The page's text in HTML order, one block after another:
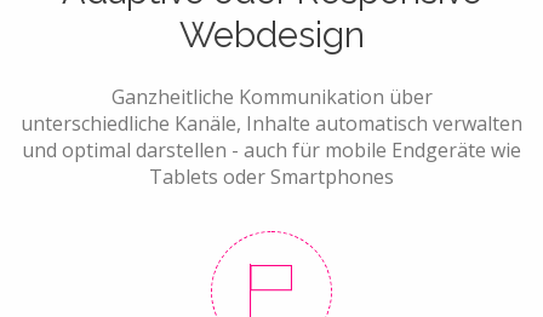
Webdesign
Ganzheitliche Kommunikation über
unterschiedliche Kanäle, Inhalte automatisch verwalten
und optimal darstellen - auch für mobile Endgeräte wie
Tablets oder Smartphones